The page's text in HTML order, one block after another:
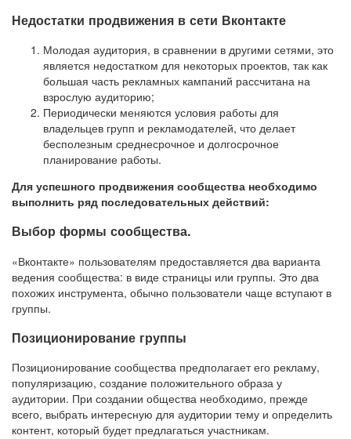
Недостатки продвижения в сети Вконтакте
Молодая аудитория, в сравнении в другими сетями, это
является недостатком для некоторых проектов, так как
большая часть рекламных кампаний рассчитана на
взрослую аудиторию;
Периодически меняются условия работы для
владельцев групп и рекламодателей, что делает
бесполезным среднесрочное и долгосрочное
планирование работы.
Для успешного продвижения сообщества необходимо
выполнить ряд последовательных действий:
Выбор формы сообщества.
«Вконтакте» пользователям предоставляется два варианта
ведения сообщества: в виде страницы или группы. Это два
похожих инструмента, обычно пользователи чаще вступают в
группы.
Позиционирование группы
Позиционирование сообщества предполагает его рекламу,
популяризацию, создание положительного образа у
аудитории. При создании общества необходимо, прежде
всего, выбрать интересную для аудитории тему и определить
контент, который будет предлагаться участникам.